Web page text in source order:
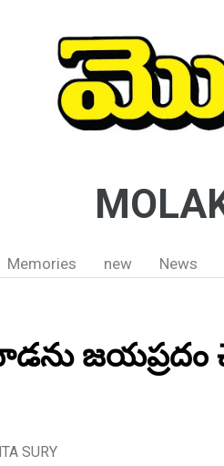
Memories new News
జయప్రదం
SURY